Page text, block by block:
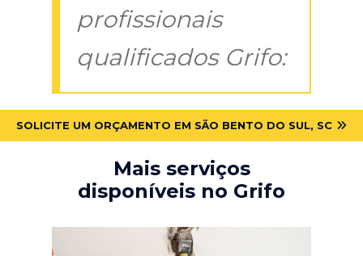
profissionais
qualificados Grifo:
SOLICITE UM ORÇAMENTO EM SÃO BENTO DO SUL, SC
Mais serviços
disponíveis no Grifo